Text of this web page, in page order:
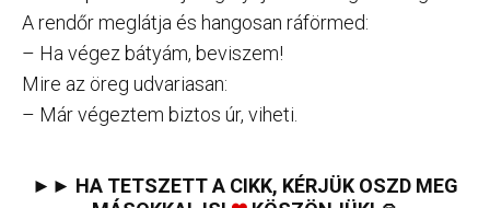
A rendőr meglátja és hangosan ráförmed:
– Ha végez bátyám, beviszem!
Mire az öreg udvariasan:
– Már végeztem biztos úr, viheti.
►► HA TETSZETT A CIKK, KÉRJÜK OSZD MEG